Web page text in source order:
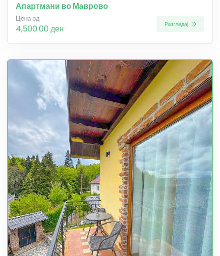
Апартмани во Маврово
Цена од
4,500.00 ден Разгледај